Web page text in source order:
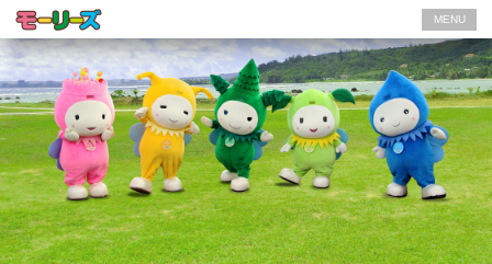
MENU